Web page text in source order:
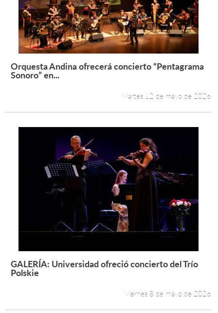
Leer más +
Orquesta Andina ofrecerá concierto “Pentagrama
Sonoro” en...
Martes 12 de mayo de 2026
Leer más +
GALERÍA: Universidad ofreció concierto del Trío
Polskie
Viernes 8 de mayo de 2026